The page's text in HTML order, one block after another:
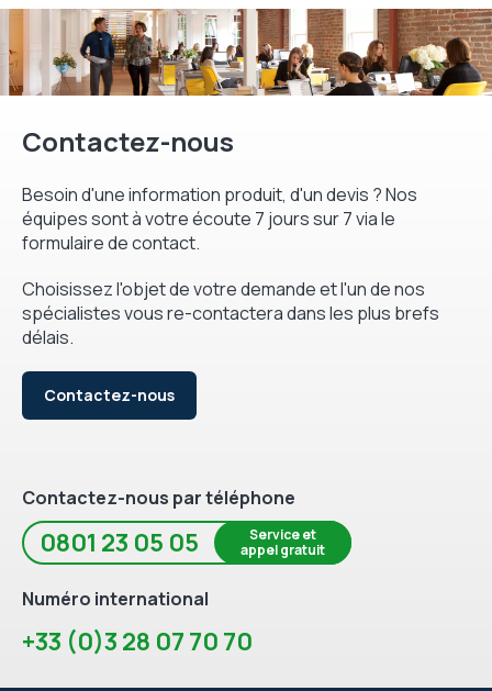
Contactez-nous
Besoin d'une information produit, d'un devis ? Nos
équipes sont à votre écoute 7 jours sur 7 via le
formulaire de contact.
Choisissez l'objet de votre demande et l'un de nos
spécialistes vous re-contactera dans les plus brefs
délais.
Contactez-nous
Contactez-nous par téléphone
0801 23 05 05
Service et
appel gratuit
Numéro international
+33 (0)3 28 07 70 70